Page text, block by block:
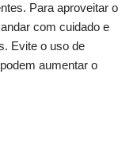
Para aproveitar o
com cuidado e
Evite o uso de
aumentar o